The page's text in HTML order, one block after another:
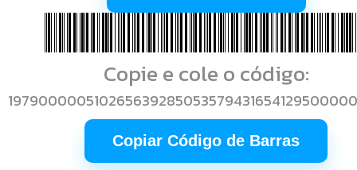
Copie e cole o código:
Copiar Código de Barras